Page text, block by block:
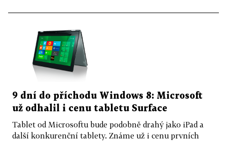
9 dní do příchodu Windows 8: Microsoft
už odhalil i cenu tabletu Surface
Tablet od Microsoftu bude podobně drahý jako iPad a
další konkurenční tablety. Známe už i cenu prvních